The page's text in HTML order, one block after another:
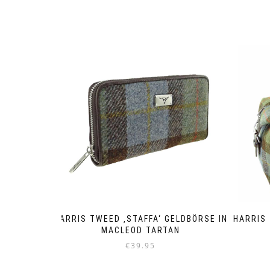
HARRIS TWEED ‚STAFFA‘ GELDBÖRSE IN
MACLEOD TARTAN
€39.95
HARRIS